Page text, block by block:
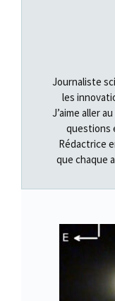
Journaliste
les
J’aime aller
questions
Rédactrice
que chaque